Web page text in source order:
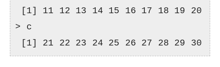
[1] 11 12 13 14 15 16 17 18 19 20
> c
[1] 21 22 23 24 25 26 27 28 29 30